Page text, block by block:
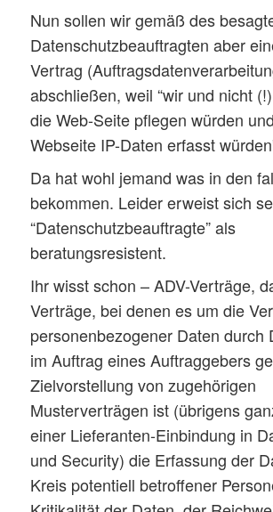
Nun sollen wir gemäß des
Datenschutzbeauftragten aber
Vertrag
abschließen, weil “wir und nicht
die Web-Seite pflegen würden
Webseite IP-Daten erfasst
Da hat wohl jemand was in den
bekommen. Leider erweist sich
“Datenschutzbeauftragte” als
beratungsresistent.
Ihr wisst schon – ADV-Verträge,
Verträge, bei denen es um die
personenbezogener Daten durch
im Auftrag eines Auftraggebers
Zielvorstellung von zugehörigen
Musterverträgen ist (übrigens
einer Lieferanten-Einbindung in
und Security) die Erfassung der
Kreis potentiell betroffener